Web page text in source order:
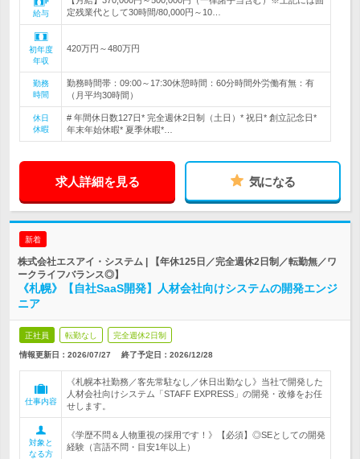
給与
定残業代として30時間/80,000円～10…
初年度
年収
420万円～480万円
勤務
時間
勤務時間帯：09:00～17:30休憩時間：60分時間外労働有無：有
（月平均30時間）
休日
休暇
# 年間休日数127日* 完全週休2日制（土日）* 祝日* 創立記念日*
年末年始休暇* 夏季休暇*…
求人詳細を見る 気になる
新着
株式会社エスアイ・システム | 【年休125日／完全週休2日制／転勤無／ワ
ークライフバランス◎】
《札幌》【自社SaaS開発】人材会社向けシステムの開発エンジ
ニア
正社員 転勤なし 完全週休2日制
情報更新日：2026/07/27 終了予定日： 2026/12/28
仕事内容
《札幌本社勤務／客先常駐なし／休日出勤なし》当社で開発した
人材会社向けシステム「STAFF EXPRESS」の開発・改修をお任
せします。
対象と
なる方
《学歴不問＆人物重視の採用です！》【必須】◎SEとしての開発
経験（言語不問・目安1年以上）